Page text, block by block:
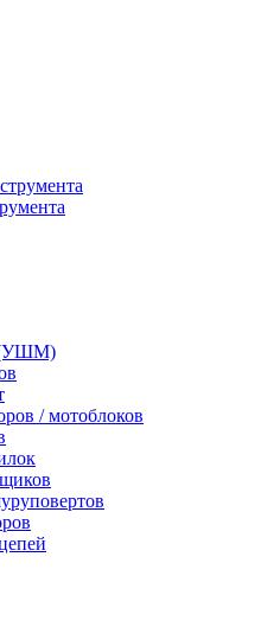
(УШМ)
/ мотоблоков